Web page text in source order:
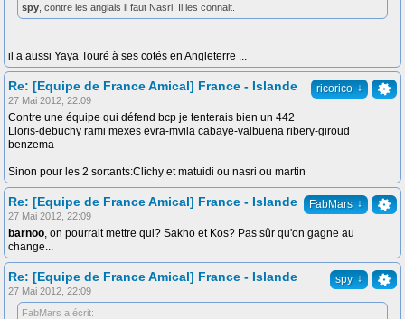
spy , contre les anglais il faut Nasri. Il les connait.
il a aussi Yaya Touré à ses cotés en Angleterre ...
ricorico ↓
Re: [Equipe de France Amical] France - Islande
27 Mai 2012, 22:09
Contre une équipe qui défend bcp je tenterais bien un 442
Lloris-debuchy rami mexes evra-mvila cabaye-valbuena ribery-giroud
benzema
Sinon pour les 2 sortants:Clichy et matuidi ou nasri ou martin
FabMars ↓
Re: [Equipe de France Amical] France - Islande
27 Mai 2012, 22:09
barnoo, on pourrait mettre qui? Sakho et Kos? Pas sûr qu'on gagne au
change...
spy ↓
Re: [Equipe de France Amical] France - Islande
27 Mai 2012, 22:09
FabMars a écrit: